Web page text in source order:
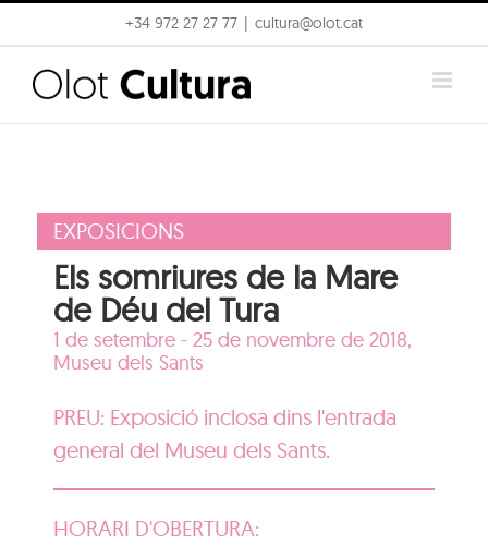
to
content
+34 972 27 27 77 cultura@olot.cat
EXPOSICIONS
Els somriures de la Mare
de Déu del Tura
1 de setembre - 25 de novembre de 2018,
Museu dels Sants
PREU: Exposició inclosa dins l'entrada
general del Museu dels Sants.
HORARI D'OBERTURA: